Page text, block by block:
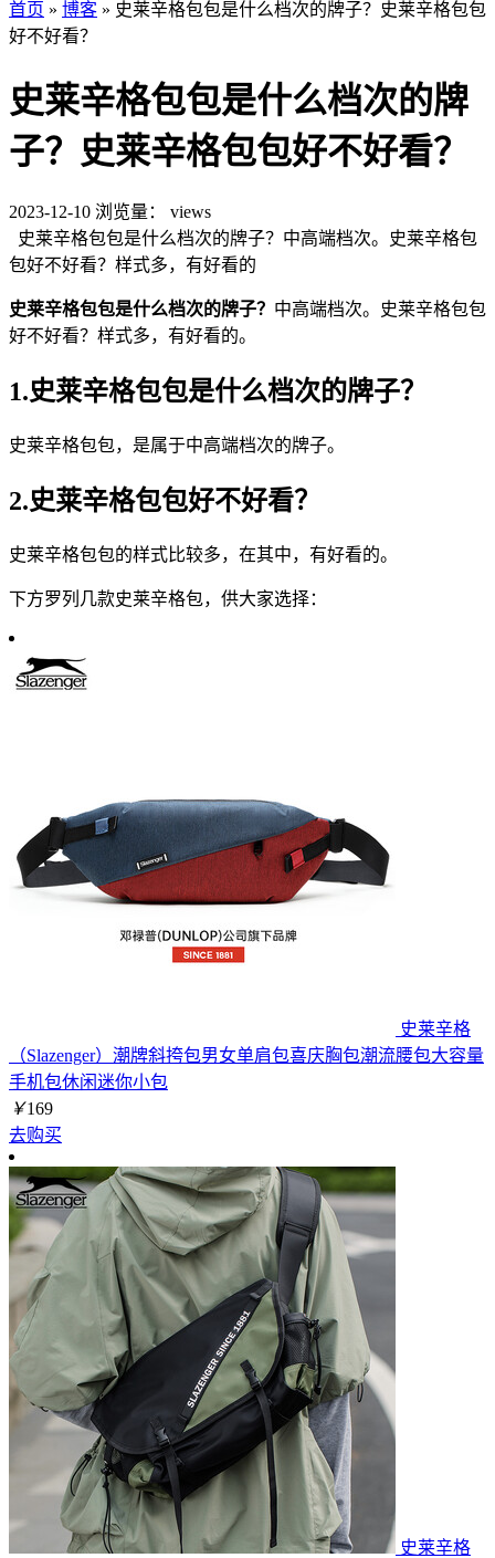
首页 » 博客 » 史莱辛格包包是什么档次的牌子？史莱辛格包包
好不好看？
史莱辛格包包是什么档次的牌
子？史莱辛格包包好不好看？
2023-12-10 浏览量：
views
史莱辛格包包是什么档次的牌子？中高端档次。史莱辛格包
包好不好看？样式多，有好看的
史莱辛格包包是什么档次的牌子？ 中高端档次。史莱辛格包包
好不好看？样式多，有好看的。
1.史莱辛格包包是什么档次的牌子？
史莱辛格包包，是属于中高端档次的牌子。
2.史莱辛格包包好不好看？
史莱辛格包包的样式比较多，在其中，有好看的。
下方罗列几款史莱辛格包，供大家选择：
史莱辛格
（Slazenger）潮牌斜挎包男女单肩包喜庆胸包潮流腰包大容量
手机包休闲迷你小包
￥169
去购买
史莱辛格